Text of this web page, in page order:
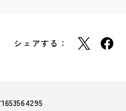
シェアする：